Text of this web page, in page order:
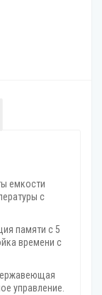
емкости
с
памяти с 5
времени с
управление.